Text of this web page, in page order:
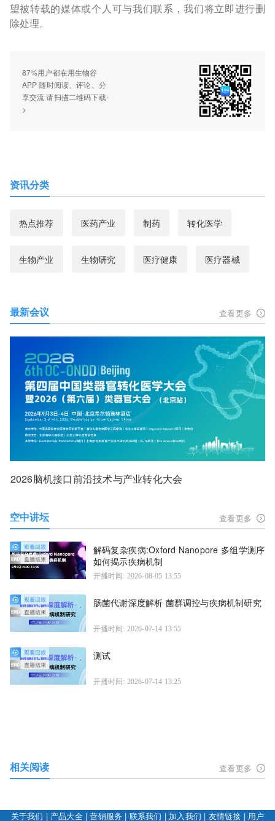
望被转载的媒体或个人可与我们联系，我们将立即进行删
除处理。
87%用户都在用生物谷
APP 随时阅读、评论、分
享交流 请扫描二维码下载-
>
资讯分类
热点推荐 医药产业 制药 转化医学
生物产业 生物研究 医疗健康 医疗器械
最新会议 查看更多
2026脑机接口前沿技术与产业转化大会
空中讲坛 查看更多
解码复杂疾病:Oxford Nanopore 多组学测序
如何揭示疾病机制
开播时间: 2026-08-05 13:55
肠菌代谢深度解析 菌群调控与疾病机制研究
开播时间: 2026-07-14 13:55
测试
开播时间: 2026-07-14 13:25
相关阅读 查看更多
关于我们 | 产品大全|营销服务 | 联系我们 | 加入我们 | 友情链接 | 用户